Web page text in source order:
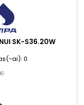
SK-S36.20W
ai): 0